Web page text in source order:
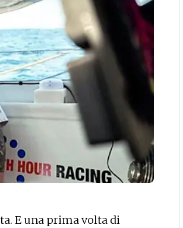
E una prima volta di